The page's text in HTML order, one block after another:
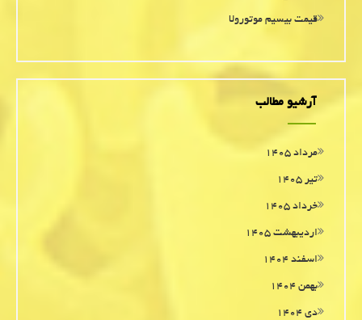
قیمت بیسیم موتورولا
آرشیو مطالب
مرداد ۱۴۰۵
تیر ۱۴۰۵
خرداد ۱۴۰۵
اردیبهشت ۱۴۰۵
اسفند ۱۴۰۴
بهمن ۱۴۰۴
دی ۱۴۰۴